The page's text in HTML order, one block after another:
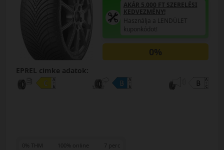
AKÁR 5.000 FT SZERELÉSI
KEDVEZMÉNY!
Használja a LENDÜLET
kuponkódot!
0%
EPREL cimke adatok:
0% THM 100% online 7 perc